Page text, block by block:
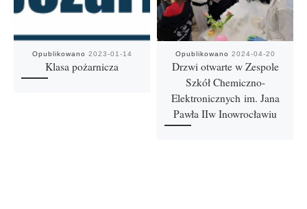
Opublikowano 2023-01-14
Klasa pożarnicza
Opublikowano 2024-04-20
Drzwi otwarte w Zespole
Szkół Chemiczno-
Elektronicznych im. Jana
Pawła IIw Inowrocławiu